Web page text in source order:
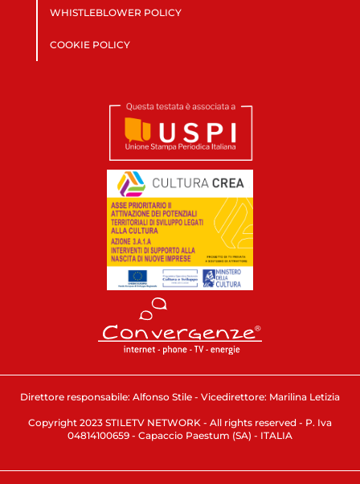
WHISTLEBLOWER POLICY
COOKIE POLICY
Direttore responsabile: Alfonso Stile - Vicedirettore: Marilina Letizia
Copyright 2023 STILETV NETWORK - All rights reserved - P. Iva
04814100659 - Capaccio Paestum (SA) - ITALIA